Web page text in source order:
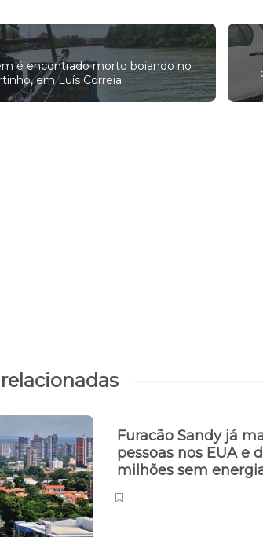
é encontrado morto boiando no
em Luís Correia
Furacão Sandy já
pessoas nos EUA e
milhões sem